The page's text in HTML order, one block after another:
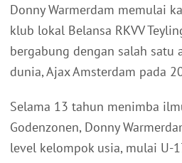
Donny Warmerdam memulai
klub lokal Belansa RKVV
bergabung dengan salah satu
dunia, Ajax Amsterdam pada
Selama 13 tahun menimba
Godenzonen, Donny
level kelompok usia, mulai U-